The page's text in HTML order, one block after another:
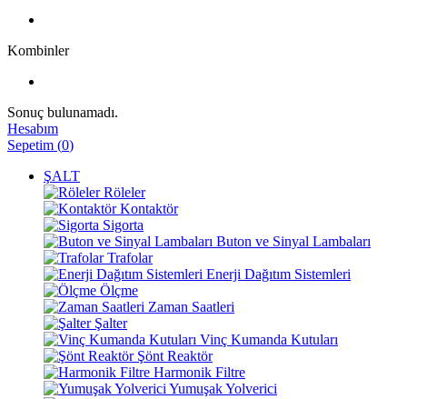
Kombinler
Sonuç bulunamadı.
Hesabım
Sepetim (0)
ŞALT
Röleler
Kontaktör
Sigorta
Buton ve Sinyal Lambaları
Trafolar
Enerji Dağıtım Sistemleri
Ölçme
Zaman Saatleri
Şalter
Vinç Kumanda Kutuları
Şönt Reaktör
Harmonik Filtre
Yumuşak Yolverici